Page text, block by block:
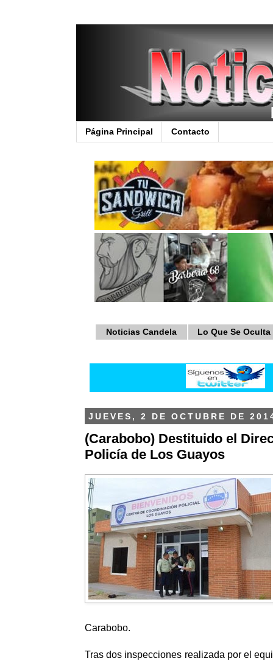
Página Principal Contacto
Noticias Candela Lo Que Se Oculta
JUEVES, 2 DE OCTUBRE DE
(Carabobo) Destituido el
Policía de Los Guayos
Carabobo.
Tras dos inspecciones realizada por el